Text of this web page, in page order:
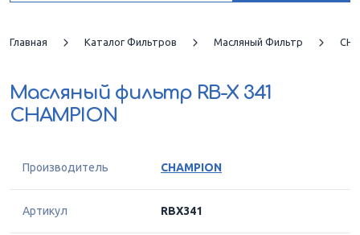
Главная Каталог Фильтров Масляный Фильтр
Масляный фильтр RB-X 341
CHAMPION
Производитель CHAMPION
Артикул RBX341